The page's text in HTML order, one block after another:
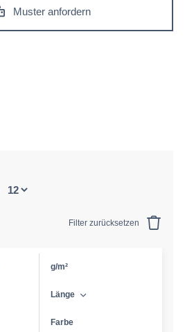
Muster anfordern
Filter zurücksetzen
g/m²
Länge
Farbe